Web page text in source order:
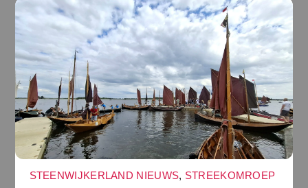
STEENWIJKERLAND NIEUWS, STREEKOMROEP